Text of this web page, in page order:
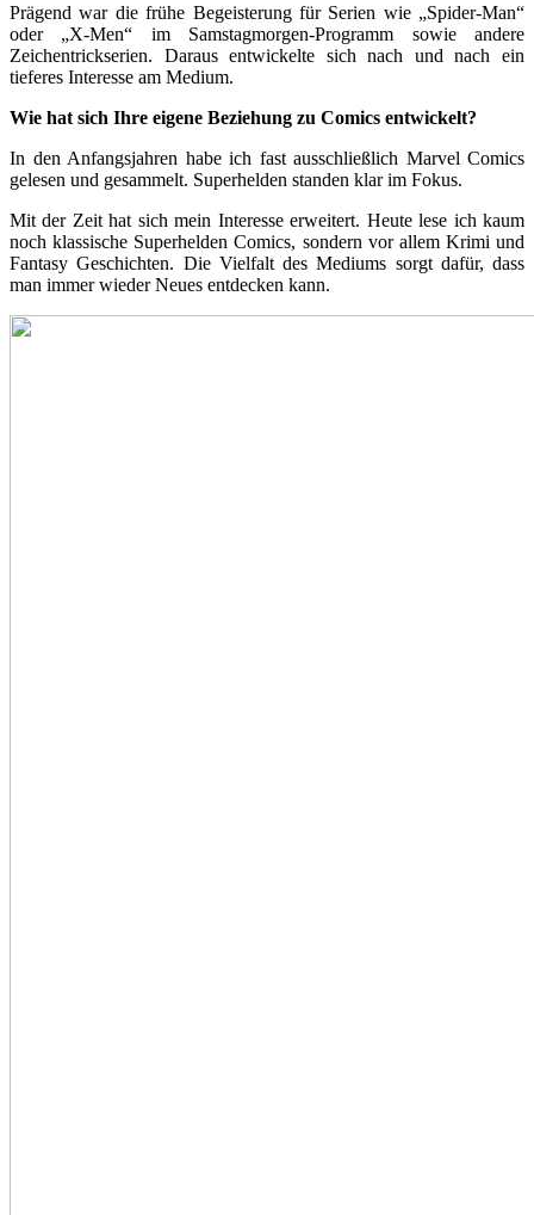
Prägend war die frühe Begeisterung für Serien wie „Spider-Man“
oder „X-Men“ im Samstagmorgen-Programm sowie andere
Zeichentrickserien. Daraus entwickelte sich nach und nach ein
tieferes Interesse am Medium.
Wie hat sich Ihre eigene Beziehung zu Comics entwickelt?
In den Anfangsjahren habe ich fast ausschließlich Marvel Comics
gelesen und gesammelt. Superhelden standen klar im Fokus.
Mit der Zeit hat sich mein Interesse erweitert. Heute lese ich kaum
noch klassische Superhelden Comics, sondern vor allem Krimi und
Fantasy Geschichten. Die Vielfalt des Mediums sorgt dafür, dass
man immer wieder Neues entdecken kann.